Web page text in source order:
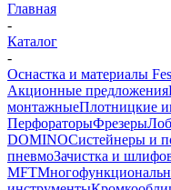
Главная
-
Каталог
-
Оснастка и материалы
Акционные предложения
монтажныеПлотницкие
ПерфораторыФрезеры
DOMINOСистейнеры и
пневмоЗачистка и
MFT